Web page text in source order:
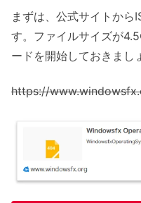
まずは、公式サイトから
す。ファイルサイズが
ードを開始しておきまし
https://